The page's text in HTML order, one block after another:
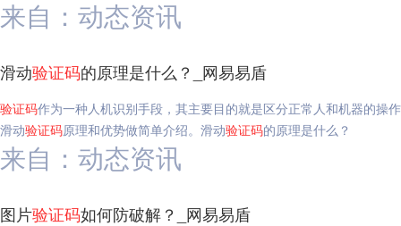
来自：动态资讯
滑动验证码的原理是什么？_网易易盾
验证码作为一种人机识别手段，其主要目的就是区分正常人和机器的操
滑动验证码原理和优势做简单介绍。滑动验证码的原理是什么？
来自：动态资讯
图片验证码如何防破解？_网易易盾